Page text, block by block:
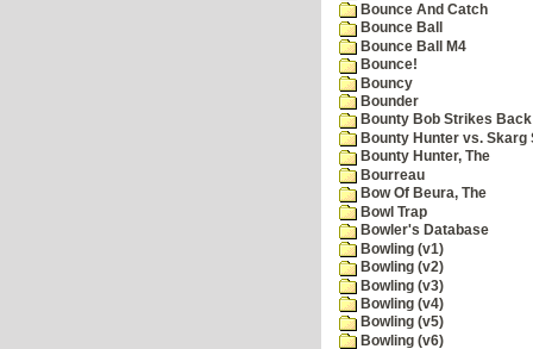
Bounce And Catch
Bounce Ball
Bounce Ball M4
Bounce!
Bouncy
Bounder
Bounty Bob Strikes
Bounty Hunter vs. Skarg
Bounty Hunter, The
Bourreau
Bow Of Beura, The
Bowl Trap
Bowler's Database
Bowling (v1)
Bowling (v2)
Bowling (v3)
Bowling (v4)
Bowling (v5)
Bowling (v6)